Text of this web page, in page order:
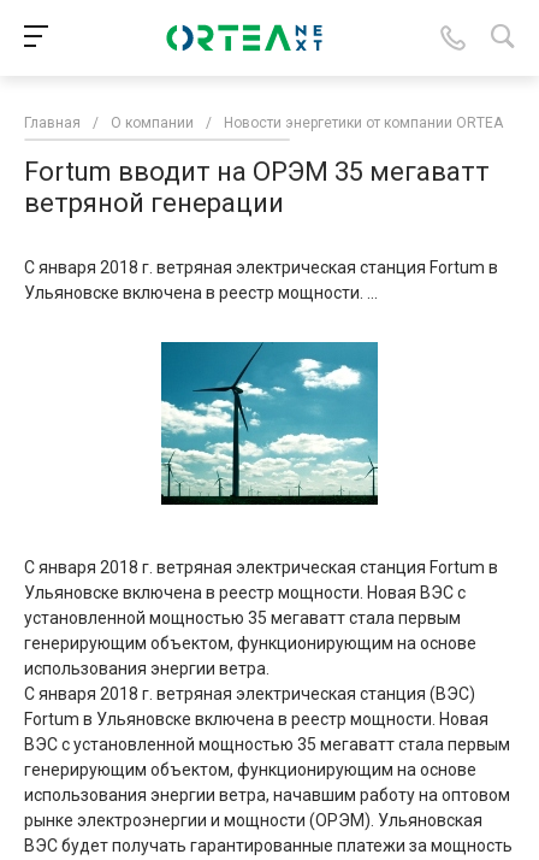
Главная / О компании / Новости энергетики от компании ORTEA
Fortum вводит на ОРЭМ 35 мегаватт
ветряной генерации
С января 2018 г. ветряная электрическая станция Fortum в
Ульяновске включена в реестр мощности. ...
С января 2018 г. ветряная электрическая станция Fortum в
Ульяновске включена в реестр мощности. Новая ВЭС с
установленной мощностью 35 мегаватт стала первым
генерирующим объектом, функционирующим на основе
использования энергии ветра.
С января 2018 г. ветряная электрическая станция (ВЭС)
Fortum в Ульяновске включена в реестр мощности. Новая
ВЭС с установленной мощностью 35 мегаватт стала первым
генерирующим объектом, функционирующим на основе
использования энергии ветра, начавшим работу на оптовом
рынке электроэнергии и мощности (ОРЭМ). Ульяновская
ВЭС будет получать гарантированные платежи за мощность